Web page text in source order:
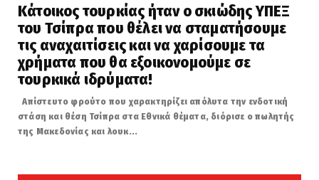
Κάτοικος τουρκίας ήταν ο σκιώδης ΥΠΕΞ
του Τσίπρα που θέλει να σταματήσουμε
τις αναχαιτίσεις και να χαρίσουμε τα
χρήματα που θα εξοικονομούμε σε
τουρκικά ιδρύματα!
Απίστευτο φρούτο που χαρακτηρίζει απόλυτα την ενδοτική
στάση και θέση Τσίπρα στα Εθνικά θέματα, διόρισε ο πωλητής
της Μακεδονίας και λουκ...